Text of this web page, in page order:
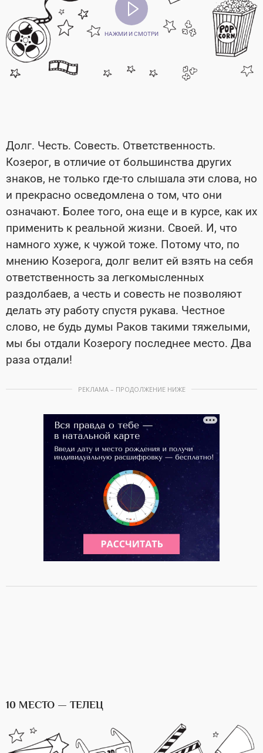
НАЖМИ И СМОТРИ
Долг. Честь. Совесть. Ответственность.
Козерог, в отличие от большинства других
знаков, не только где-то слышала эти слова, но
и прекрасно осведомлена о том, что они
означают. Более того, она еще и в курсе, как их
применить к реальной жизни. Своей. И, что
намного хуже, к чужой тоже. Потому что, по
мнению Козерога, долг велит ей взять на себя
ответственность за легкомысленных
раздолбаев, а честь и совесть не позволяют
делать эту работу спустя рукава. Честное
слово, не будь думы Раков такими тяжелыми,
мы бы отдали Козерогу последнее место. Два
раза отдали!
РЕКЛАМА – ПРОДОЛЖЕНИЕ НИЖЕ
10 МЕСТО — ТЕЛЕЦ